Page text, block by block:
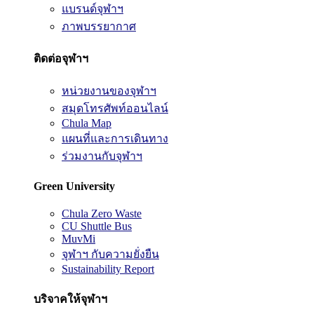
แบรนด์จุฬาฯ
ภาพบรรยากาศ
ติดต่อจุฬาฯ
หน่วยงานของจุฬาฯ
สมุดโทรศัพท์ออนไลน์
Chula Map
แผนที่และการเดินทาง
ร่วมงานกับจุฬาฯ
Green University
Chula Zero Waste
CU Shuttle Bus
MuvMi
จุฬาฯ กับความยั่งยืน
Sustainability Report
บริจาคให้จุฬาฯ